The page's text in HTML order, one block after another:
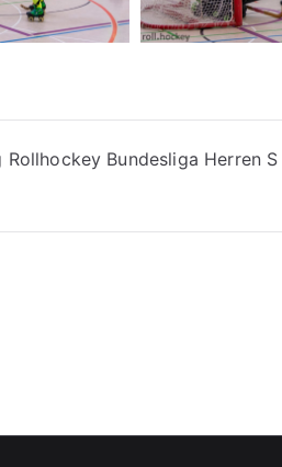
Rollhockey Bundesliga Herren S